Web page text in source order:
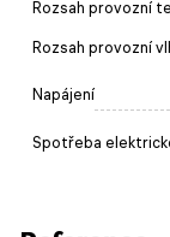
Rozsah provozní
Rozsah provozní
Napájení
Spotřeba